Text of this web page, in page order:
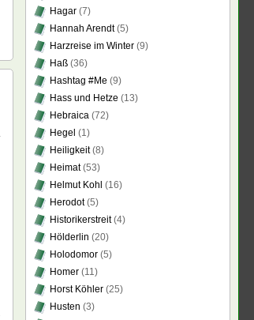
Hagar (7)
Hannah Arendt(5)
Harzreise im Winter (9)
Haß (36)
Hashtag #Me (9)
Hass und Hetze (13)
Hebraica (72)
Hegel (1)
Heiligkeit(8)
Heimat(53)
Helmut Kohl (16)
Herodot(5)
Historikerstreit(4)
Hölderlin (20)
Holodomor (5)
Homer (11)
Horst Köhler (25)
Husten (3)